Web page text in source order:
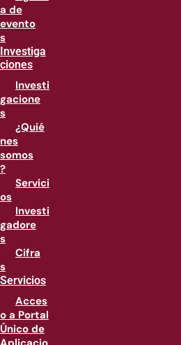
a de
evento
s
Investiga
ciones
Investi
gacione
s
¿Quié
nes
somos
?
Servici
os
Investi
gadore
s
Cifra
s
Servicios
Acces
o a Portal
Único de